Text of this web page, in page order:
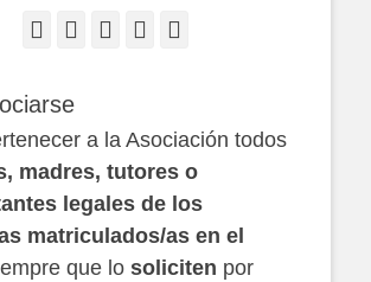
Facebook
Twitter
Feed YouTube
a la Asociación todos
madres, tutores o
legales de los
matriculados/as en el
que lo soliciten por